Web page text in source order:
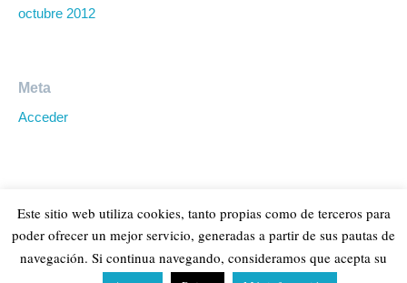
octubre 2012
Meta
Acceder
Este sitio web utiliza cookies, tanto propias como de terceros para
poder ofrecer un mejor servicio, generadas a partir de sus pautas de
navegación. Si continua navegando, consideramos que acepta su